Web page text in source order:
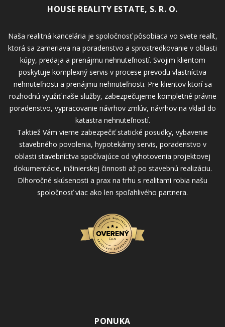
HOUSE REALITY ESTATE, S. R. O.
Naša realitná kancelária je spoločnosť pôsobiaca vo svete realít,
ktorá sa zameriava na poradenstvo a sprostredkovanie v oblasti
kúpy, predaja a prenájmu nehnuteľností. Svojim klientom
poskytuje komplexný servis v procese prevodu vlastníctva
nehnuteľnosti a prenájmu nehnuteľnosti. Pre klientov ktorí sa
rozhodnú využiť naše služby, zabezpečujeme kompletné právne
poradenstvo, vypracovanie návrhov zmlúv, návrhov na vklad do
katastra nehnuteľností.
Taktiež Vám vieme zabezpečiť statické posudky, vybavenie
stavebného povolenia, hypotekárny servis, poradenstvo v
oblasti stavebníctva spočívajúce od vyhotovenia projektovej
dokumentácie, inžinierskej činnosti až po stavebnú realizáciu.
Dlhoročné skúsenosti a prax na trhu s realitami robia našu
spoločnosť viac ako len spoľahlivého partnera.
PONUKA